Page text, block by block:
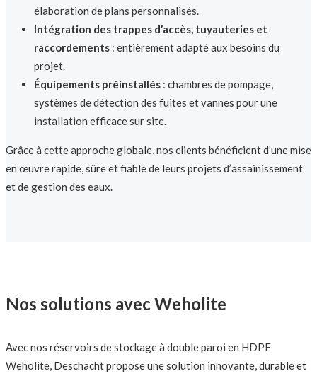
élaboration de plans personnalisés.
Intégration des trappes d’accès, tuyauteries et
raccordements : entièrement adapté aux besoins du
projet.
Équipements préinstallés : chambres de pompage,
systèmes de détection des fuites et vannes pour une
installation efficace sur site.
Grâce à cette approche globale, nos clients bénéficient d’une mise
en œuvre rapide, sûre et fiable de leurs projets d’assainissement
et de gestion des eaux.
Nos solutions avec Weholite
Avec nos réservoirs de stockage à double paroi en HDPE
Weholite, Deschacht propose une solution innovante, durable et